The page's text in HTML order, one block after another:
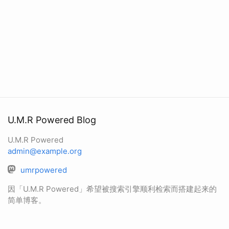
U.M.R Powered Blog
U.M.R Powered
admin@example.org
umrpowered
因「U.M.R Powered」希望被搜索引擎顺利检索而搭建起来的
简单博客。